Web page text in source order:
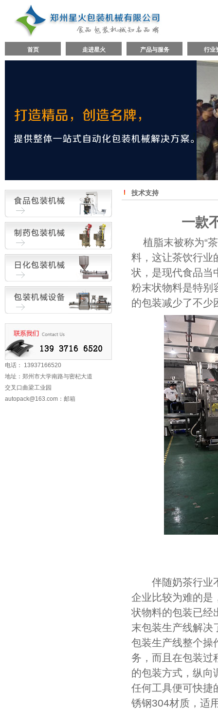
首页 走进星火 产品与服务 行业
电话： 13937166520
地址：郑州市大学南路与密杞大道
交叉口曲梁工业园
autopack@163.com ：邮箱
技术支持
一款
植脂末被称为“
料，这让茶饮行业
状，是现代食品当
粉末状物料是特别
的包装减少了不少
伴随奶茶行业不
企业比较为难的是
状物料的包装已经
末包装生产线解决
包装生产线整个操
务，而且在包装过
的包装方式，纵向
任何工具便可快捷
锈钢304材质，适